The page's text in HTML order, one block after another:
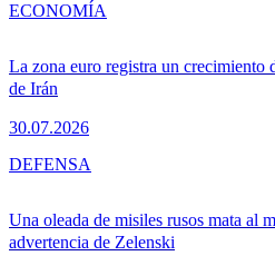
La zona euro registra un crecimiento
de Irán
30.07.2026
ECONOMÍA
Una oleada de misiles rusos mata al
advertencia de Zelenski
DEFENSA